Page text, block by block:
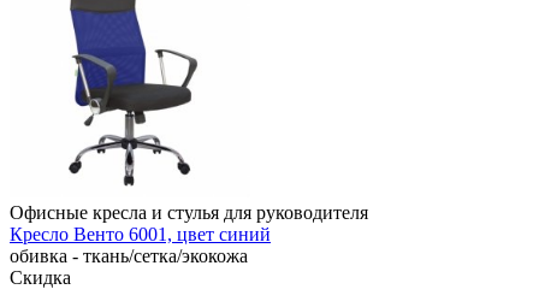
Офисные кресла и стулья для руководителя
Кресло Венто 6001, цвет синий
обивка - ткань/сетка/экокожа
Скидка